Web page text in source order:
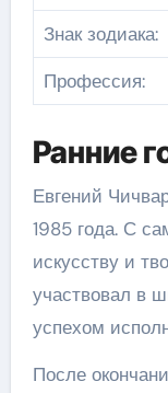
Знак зодиака:
Профессия:
Ранние
Евгений
1985 года. С
искусству и
участвовал в
успехом
После